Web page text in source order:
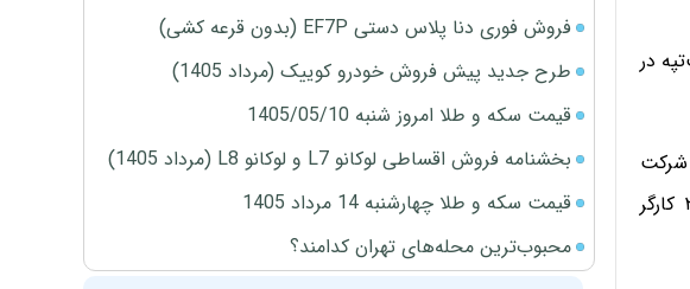
هفت‌تپه در
شرکت
نیشکر هفت‌تپه موجب شده تا وضعیت بازنشستگی آنان با مشکل مواجه شود. این مشکل برای ۳۴۶ کارگر
فروش فوری دنا پلاس دستی EF7P (بدون قرعه کشی)
طرح جدید پیش فروش خودرو کوییک (مرداد 1405)
قیمت سکه و طلا امروز شنبه 1405/05/10
بخشنامه فروش اقساطی لوکانو L7 و لوکانو L8 (مرداد 1405)
قیمت سکه و طلا چهارشنبه 14 مرداد 1405
محبوب‌ترین محله‌های تهران کدامند؟